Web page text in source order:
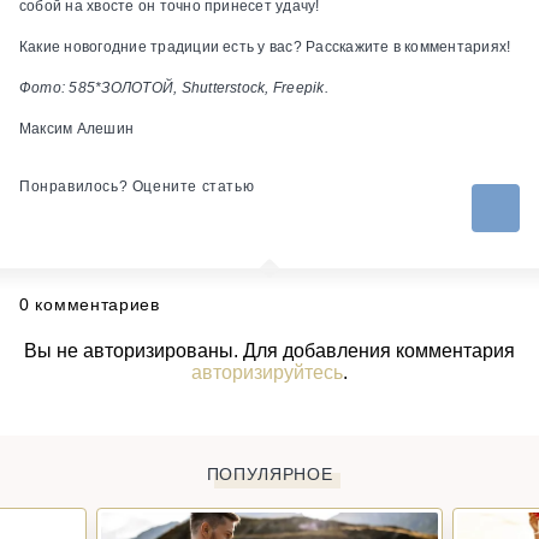
собой на хвосте он точно принесет удачу!
Какие новогодние традиции есть у вас? Расскажите в комментариях!
Фото: 585*ЗОЛОТОЙ, Shutterstock, Freepik.
Максим Алешин
Понравилось? Оцените статью
0 комментариев
Вы не авторизированы. Для добавления комментария
авторизируйтесь.
ПОПУЛЯРНОЕ